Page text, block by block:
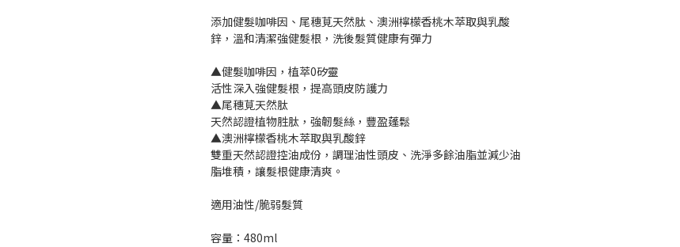
添加健髮咖啡因、尾穗莧天然肽、澳洲檸檬香桃木萃取與乳酸
鋅，溫和清潔強健髮根，洗後髮質健康有彈力
▲健髮咖啡因，植萃0矽靈
活性深入強健髮根，提高頭皮防護力
▲尾穗莧天然肽
天然認證植物胜肽，強韌髮絲，豐盈蓬鬆
▲澳洲檸檬香桃木萃取與乳酸鋅
雙重天然認證控油成份，調理油性頭皮、洗淨多餘油脂並減少油
脂堆積，讓髮根健康清爽。
適用油性/脆弱髮質
容量：480ml